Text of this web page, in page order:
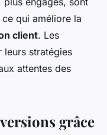
qui améliore la
client. Les
leurs stratégies
attentes des
grâce